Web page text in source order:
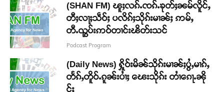
(SHAN FM) ၽူႈလၵ်ႉၸၵ်ႉၶုတ်ႈၼမ်လိူင်ႇ
တီႈလႃႈသဵဝ်ႈ ပလိၵ်ႈသိုၵ်းမၢၼ်ႈ ဢမ်ႇ
တီႉၺွပ်းဢဝ်တၢင်းၽိတ်းသင်
Podcast Program
(Daily News) ႁိူဝ်းမိၼ်သိုၵ်းမၢၼ်ႈပွႆႇမၢၵ်ႇ
တႅၵ်ႇတိူဝ်ႉၵူၼ်းပၢႆႈ ၽေးသိုၵ်း တၢႆၵေႃႉၼို
င်ႈ